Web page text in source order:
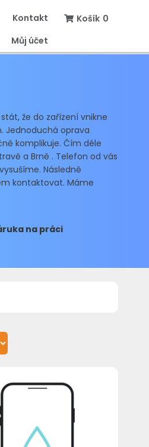
Kontakt
Můj účet
Košík 0
že do zařízení vnikne
Jednoduchá oprava
komplikuje. Čím déle
a Brně . Telefon od vás
Následně
kontaktovat. Máme
na práci